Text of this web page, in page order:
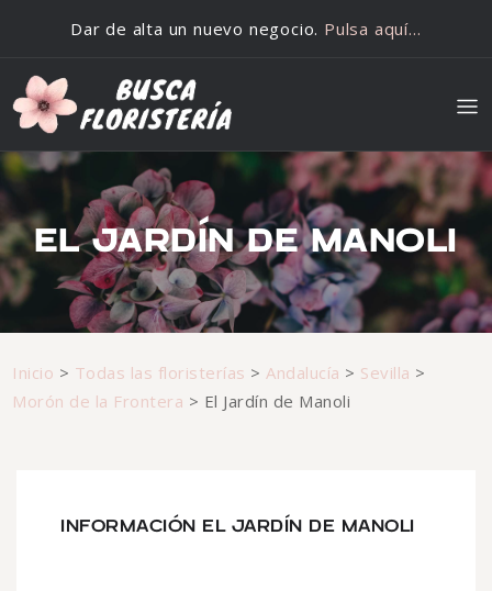
Dar de alta un nuevo negocio. Pulsa aquí…
EL JARDÍN DE MANOLI
Inicio > Todas las floristerías > Andalucía > Sevilla >
Morón de la Frontera > El Jardín de Manoli
INFORMACIÓN EL JARDÍN DE MANOLI